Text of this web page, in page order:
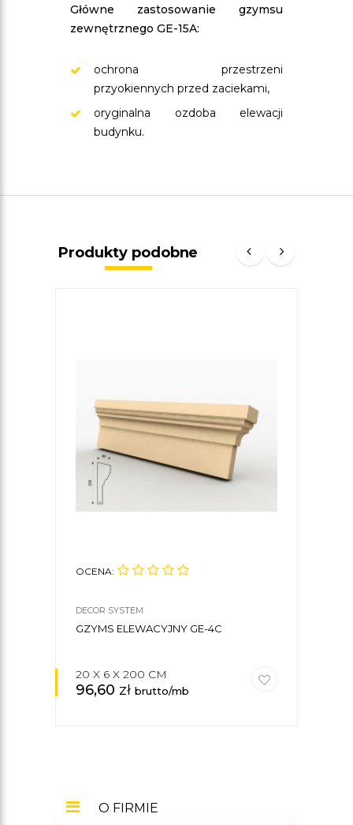
Główne zastosowanie gzymsu
zewnętrznego GE-15A:
ochrona przestrzeni
przyokiennych przed zaciekami,
oryginalna ozdoba elewacji
budynku.
Produkty podobne
OCENA:
DECOR SYSTEM
GZYMS ELEWACYJNY GE-4C
20 X 6 X 200 CM
96,60 zł brutto/mb
O FIRMIE